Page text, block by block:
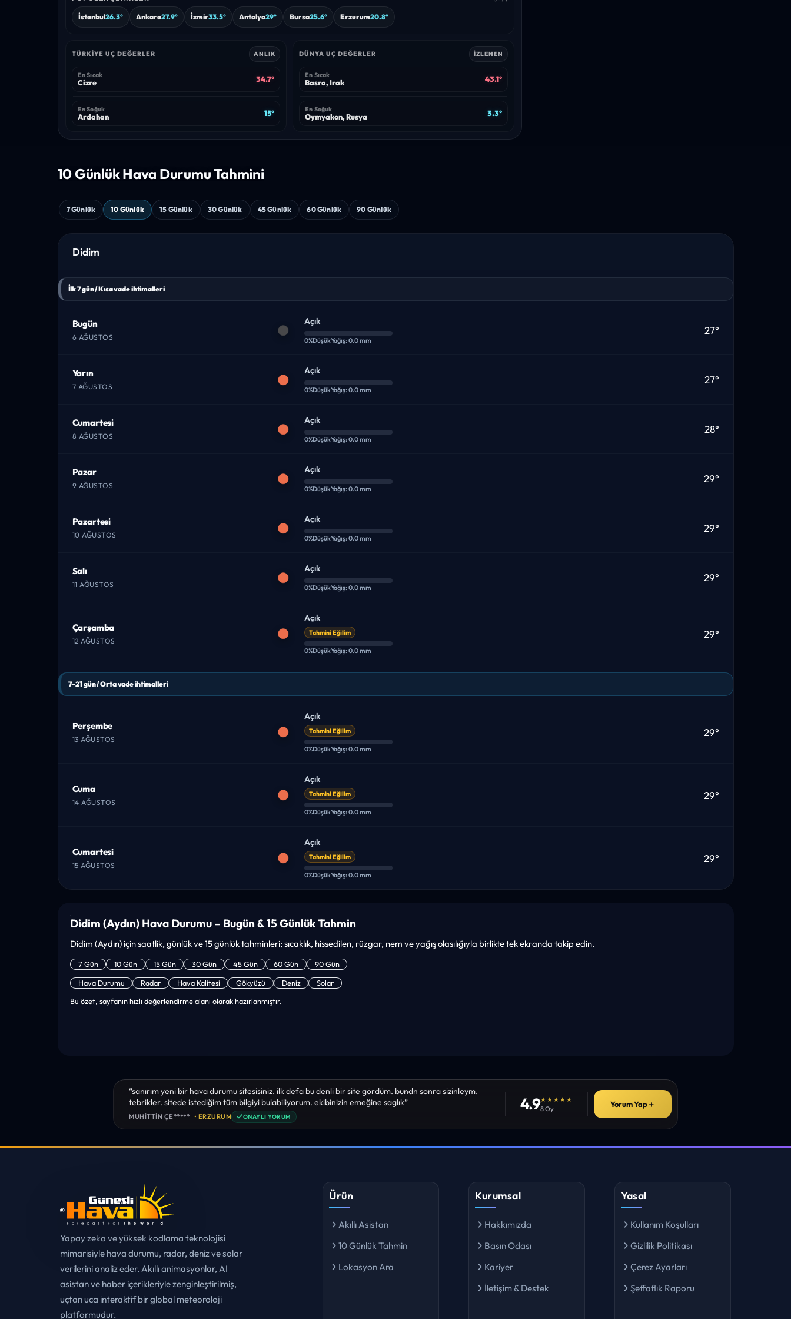
İstanbul26.3° Ankara27.9° İzmir33.5° Antalya29° Bursa25.6° Erzurum20.8°
TÜRKIYE UÇ DEĞERLER ANLIK
En Sıcak
Cizre 34.7°
En Soğuk
Ardahan 15°
DÜNYA UÇ DEĞERLER İZLENEN
En Sıcak
Basra, Irak 43.1°
En Soğuk
Oymyakon, Rusya 3.3°
10 Günlük Hava Durumu Tahmini
7 Günlük 10 Günlük 15 Günlük 30 Günlük 45 Günlük 60 Günlük 90 Günlük
Didim
İlk 7 gün / Kısa vade ihtimalleri
Bugün
6 AĞUSTOS
Açık
0%DüşükYağış: 0.0 mm
27°
Yarın
7 AĞUSTOS
Açık
0%DüşükYağış: 0.0 mm
27°
Cumartesi
8 AĞUSTOS
Açık
0%DüşükYağış: 0.0 mm
28°
Pazar
9 AĞUSTOS
Açık
0%DüşükYağış: 0.0 mm
29°
Pazartesi
10 AĞUSTOS
Açık
0%DüşükYağış: 0.0 mm
29°
Salı
11 AĞUSTOS
Açık
0%DüşükYağış: 0.0 mm
29°
Çarşamba
12 AĞUSTOS
Açık
Tahmini Eğilim
0%DüşükYağış: 0.0 mm
29°
7–21 gün / Orta vade ihtimalleri
Perşembe
13 AĞUSTOS
Açık
Tahmini Eğilim
0%DüşükYağış: 0.0 mm
29°
Cuma
14 AĞUSTOS
Açık
Tahmini Eğilim
0%DüşükYağış: 0.0 mm
29°
Cumartesi
15 AĞUSTOS
Açık
Tahmini Eğilim
0%DüşükYağış: 0.0 mm
29°
Didim (Aydın) Hava Durumu – Bugün & 15 Günlük Tahmin
Didim (Aydın) için saatlik, günlük ve 15 günlük tahminleri; sıcaklık, hissedilen, rüzgar, nem ve yağış olasılığıyla birlikte tek ekranda takip edin.
7 Gün 10 Gün 15 Gün 30 Gün 45 Gün 60 Gün
90 Gün
Hava Durumu
Radar Hava Kalitesi Gökyüzü Deniz
Solar
Bu özet, sayfanın hızlı değerlendirme alanı olarak hazırlanmıştır.
“sanırım yeni bir hava durumu sitesisiniz. ilk defa bu denli bir site gördüm. bundn sonra sizinleym.
tebrikler. sitede istediğim tüm bilgiyi bulabiliyorum. ekibinizin emeğine saglık”
MUHITTIN ÇE***** • ERZURUM ✓ONAYLI YORUM
4.9★★★★★
8 Oy
Yorum Yap＋
Yapay zeka ve yüksek kodlama teknolojisi
mimarisiyle hava durumu, radar, deniz ve solar
verilerini analiz eder. Akıllı animasyonlar, AI
asistan ve haber içerikleriyle zenginleştirilmiş,
uçtan uca interaktif bir global meteoroloji
platformudur.
Ürün
Akıllı Asistan
10 Günlük Tahmin
Lokasyon Ara
Kurumsal
Hakkımızda
Basın Odası
Kariyer
İletişim & Destek
Yasal
Kullanım Koşulları
Gizlilik Politikası
Çerez Ayarları
Şeffaflık Raporu